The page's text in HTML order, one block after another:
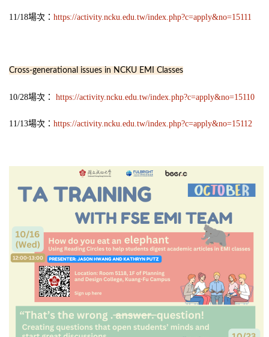
11/18場次： https://activity.ncku.edu.tw/index.php?c=apply&no=15111
Cross-generational issues in NCKU EMI Classes
10/28場次： https://activity.ncku.edu.tw/index.php?c=apply&no=15110
11/13場次： https://activity.ncku.edu.tw/index.php?c=apply&no=15112